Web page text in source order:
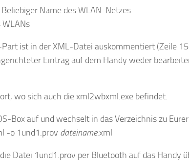
Name des WLAN-Netzes
WLANs
ist in der XML-Datei auskommentiert (Zeile
Eintrag auf dem Handy weder
wo sich auch die xml2wbxml.exe befindet.
Box auf und wechselt in das Verzeichnis zu
-o 1und1.prov dateiname.xml
Datei 1und1.prov per Bluetooth auf das Handy